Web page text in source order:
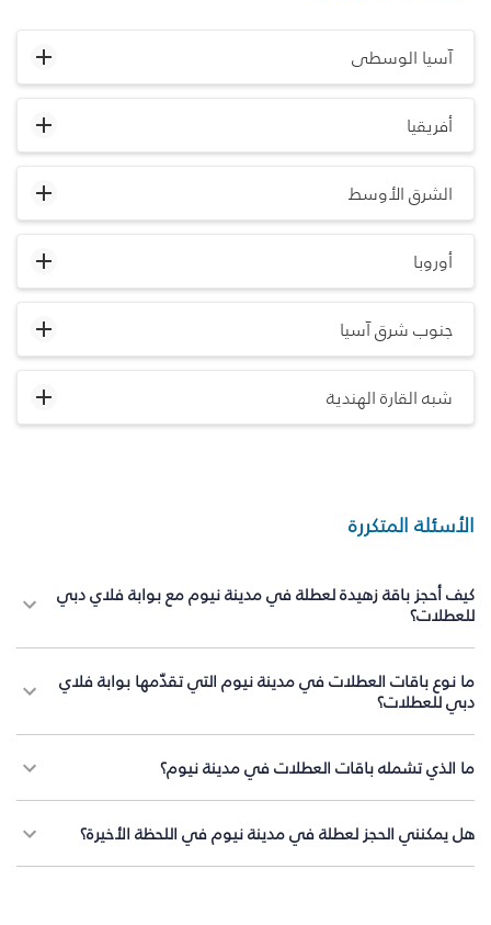
آسيا الوسطى
أفريقيا
الشرق الأوسط
أوروبا
جنوب شرق آسيا
شبه القارة الهندية
الأسئلة المتكررة
كيف أحجز باقة زهيدة لعطلة في مدينة نيوم مع بوابة فلاي دبي
للعطلات؟
ما نوع باقات العطلات في مدينة نيوم التي تقدّمها بوابة فلاي
دبي للعطلات؟
ما الذي تشمله باقات العطلات في مدينة نيوم؟
هل يمكنني الحجز لعطلة في مدينة نيوم في اللحظة الأخيرة؟